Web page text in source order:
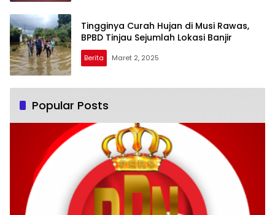
Tingginya Curah Hujan di Musi Rawas,
BPBD Tinjau Sejumlah Lokasi Banjir
Berita Maret 2, 2025
Popular Posts